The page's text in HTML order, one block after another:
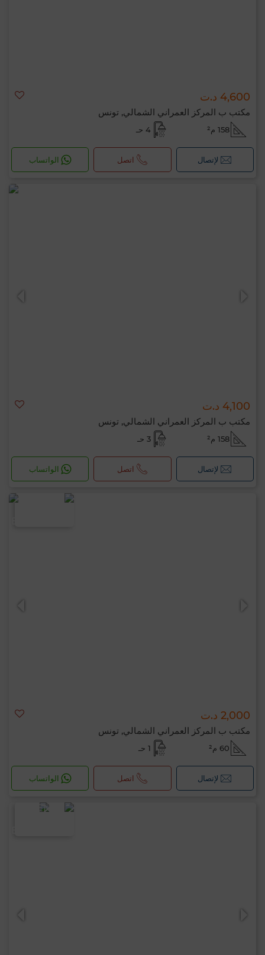
4,600 د.ت
مكتب ب المركز العمراني الشمالي, تونس
158 م² 4 حـ
لإتصال اتصل الواتساب
4,100 د.ت
مكتب ب المركز العمراني الشمالي, تونس
158 م² 3 حـ
لإتصال اتصل الواتساب
2,000 د.ت
مكتب ب المركز العمراني الشمالي, تونس
60 م² 1 حـ
لإتصال اتصل الواتساب